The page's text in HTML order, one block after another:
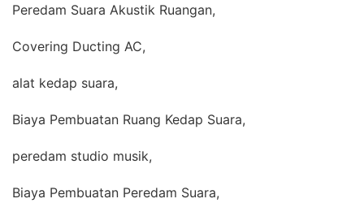
Peredam Suara Akustik Ruangan,
Covering Ducting AC,
alat kedap suara,
Biaya Pembuatan Ruang Kedap Suara,
peredam studio musik,
Biaya Pembuatan Peredam Suara,